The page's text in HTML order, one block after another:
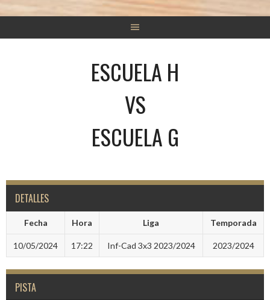
ESCUELA H
VS
ESCUELA G
DETALLES
Fecha Hora Liga Temporada
10/05/2024 17:22 Inf-Cad 3x3 2023/2024 2023/2024
PISTA